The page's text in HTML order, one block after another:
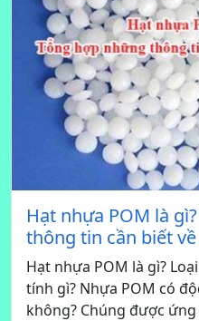
Hạt nhựa POM là
thông tin cần biết
Hạt nhựa POM là gì?
tính gì? Nhựa POM có
không? Chúng được